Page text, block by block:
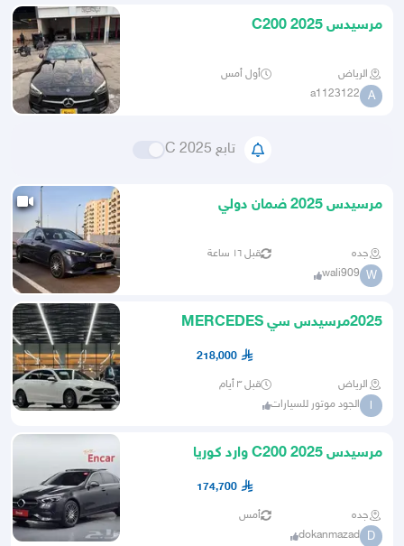
مرسيدس C200 2025
الرياض أول أمس
A
a1123122
تابع C 2025
مرسيدس 2025 ضمان دولي
جده قبل ١٦ ساعة
W
wali909
2025مرسيدس سي MERCEDES
218,000
الرياض قبل ٣ أيام
ا الجود موتور للسيارات
مرسيدس C200 2025 وارد كوريا
174,700
جده أمس
D
dokanmazad